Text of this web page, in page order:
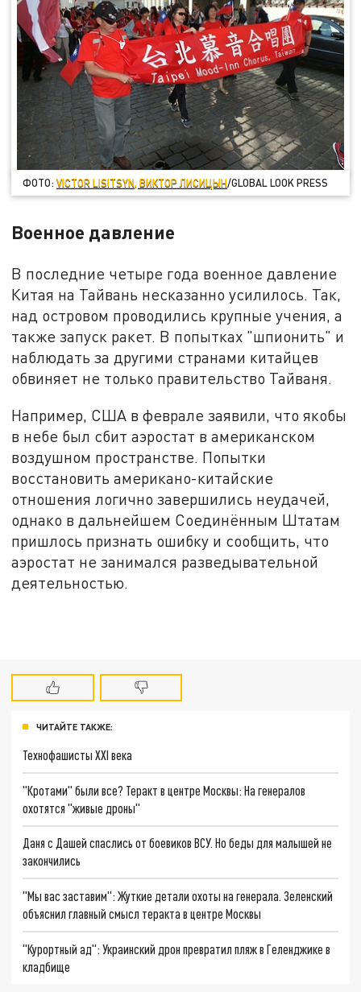
ФОТО:VICTOR LISITSYN, ВИКТОР ЛИСИЦЫН/GLOBAL LOOK PRESS
Военное давление
В последние четыре года военное давление
Китая на Тайвань несказанно усилилось. Так,
над островом проводились крупные учения, а
также запуск ракет. В попытках "шпионить" и
наблюдать за другими странами китайцев
обвиняет не только правительство Тайваня.
Например, США в феврале заявили, что якобы
в небе был сбит аэростат в американском
воздушном пространстве. Попытки
восстановить американо-китайские
отношения логично завершились неудачей,
однако в дальнейшем Соединённым Штатам
пришлось признать ошибку и сообщить, что
аэростат не занимался разведывательной
деятельностью.
ЧИТАЙТЕ ТАКЖЕ:
Технофашисты XXI века
"Кротами" были все? Теракт в центре Москвы: На генералов
охотятся "живые дроны"
Даня с Дашей спаслись от боевиков ВСУ. Но беды для малышей не
закончились
"Мы вас заставим": Жуткие детали охоты на генерала. Зеленский
объяснил главный смысл теракта в центре Москвы
"Курортный ад": Украинский дрон превратил пляж в Геленджике в
кладбище